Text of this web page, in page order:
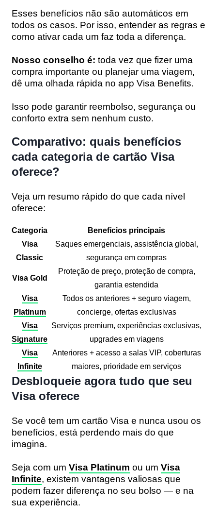
Esses benefícios não são automáticos em
todos os casos. Por isso, entender as regras e
como ativar cada um faz toda a diferença.
Nosso conselho é: toda vez que fizer uma
compra importante ou planejar uma viagem,
dê uma olhada rápida no app Visa Benefits.
Isso pode garantir reembolso, segurança ou
conforto extra sem nenhum custo.
Comparativo: quais benefícios
cada categoria de cartão Visa
oferece?
Veja um resumo rápido do que cada nível
oferece:
Categoria
Benefícios principais
Visa
Classic
Saques emergenciais, assistência global,
segurança em compras
Visa Gold
Proteção de preço, proteção de compra,
garantia estendida
Visa
Platinum
Todos os anteriores + seguro viagem,
concierge, ofertas exclusivas
Visa
Signature
Serviços premium, experiências exclusivas,
upgrades em viagens
Visa
Infinite
Anteriores + acesso a salas VIP, coberturas
maiores, prioridade em serviços
Desbloqueie agora tudo que seu
Visa oferece
Se você tem um cartão Visa e nunca usou os
benefícios, está perdendo mais do que
imagina.
Seja com um Visa Platinum ou um Visa
Infinite, existem vantagens valiosas que
podem fazer diferença no seu bolso — e na
sua experiência.